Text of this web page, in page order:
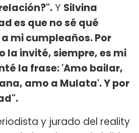
Y Silvina
es que no sé qué
mi cumpleaños. Por
la invité, siempre, es mi
la frase: 'Amo bailar,
amo a Mulata'. Y por
y jurado del reality